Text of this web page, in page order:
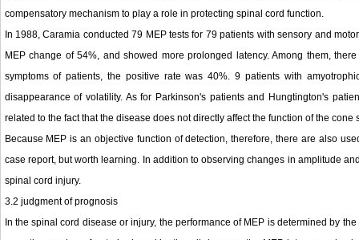
compensatory mechanism to play a role in protecting spinal cord function.
In 1988, Caramia conducted 79 MEP tests for 79 patients with sensory and
MEP change of 54%, and showed more prolonged latency. Among them,
symptoms of patients, the positive rate was 40%. 9 patients with
disappearance of volatility. As for Parkinson's patients and Hungtington's
related to the fact that the disease does not directly affect the function of the cone
Because MEP is an objective function of detection, therefore, there are also
case report, but worth learning. In addition to observing changes in amplitude
spinal cord injury.
3.2 judgment of prognosis
In the spinal cord disease or injury, the performance of MEP is determined by